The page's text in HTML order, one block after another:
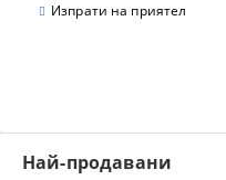
Изпрати на приятел
Най-продавани